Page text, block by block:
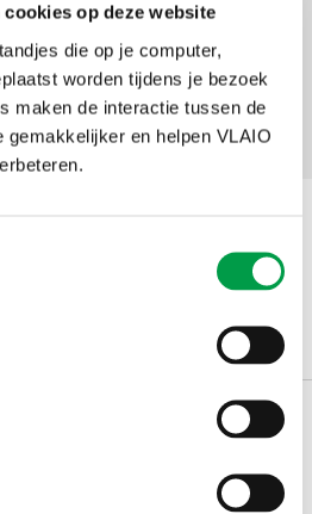
op deze website
die op je computer,
worden tijdens je bezoek
maken de interactie tussen de
gemakkelijker en helpen VLAIO
naar VLAIO. Toch iets via de post